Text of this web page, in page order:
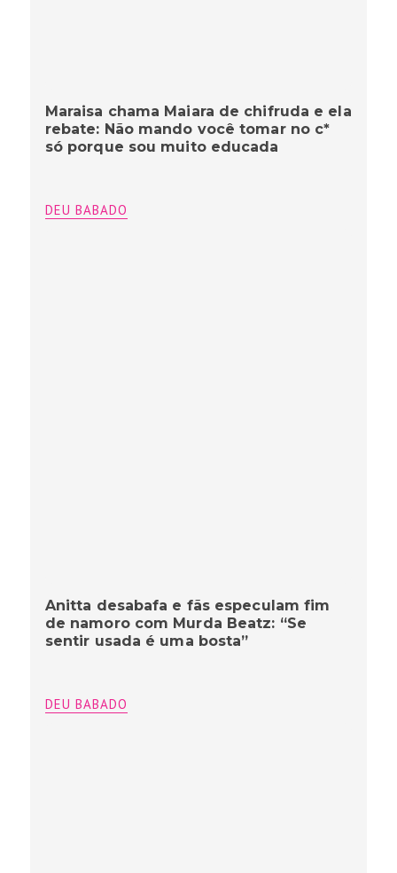
Maraisa chama Maiara de chifruda e ela
rebate: Não mando você tomar no c*
só porque sou muito educada
DEU BABADO
Anitta desabafa e fãs especulam fim
de namoro com Murda Beatz: “Se
sentir usada é uma bosta”
DEU BABADO